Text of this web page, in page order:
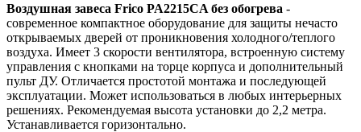
Воздушная завеса Frico PA2215CA без обогрева -
современное компактное оборудование для защиты нечасто
открываемых дверей от проникновения холодного/теплого
воздуха. Имеет 3 скорости вентилятора, встроенную систему
управления с кнопками на торце корпуса и дополнительный
пульт ДУ. Отличается простотой монтажа и последующей
эксплуатации. Может использоваться в любых интерьерных
решениях. Рекомендуемая высота установки до 2,2 метра.
Устанавливается горизонтально.